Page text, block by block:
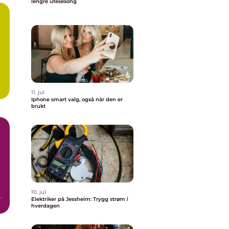
11. jul
Iphone smart valg, også når den er
brukt
10. jul
Elektriker på Jessheim: Trygg strøm i
hverdagen